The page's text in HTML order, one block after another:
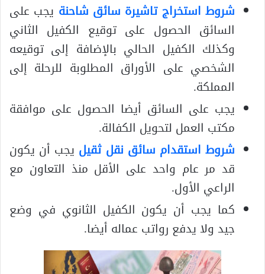
شروط استخراج تاشيرة سائق شاحنة يجب على
السائق الحصول على توقيع الكفيل الثاني
وكذلك الكفيل الحالي بالإضافة إلى توقيعه
الشخصي على الأوراق المطلوبة للرحلة إلى
المملكة.
يجب على السائق أيضا الحصول على موافقة
مكتب العمل لتحويل الكفالة.
شروط استقدام سائق نقل ثقيل يجب أن يكون
قد مر عام واحد على الأقل منذ التعاون مع
الراعي الأول.
كما يجب أن يكون الكفيل الثانوي في وضع
جيد ولا يدفع رواتب عماله أيضا.